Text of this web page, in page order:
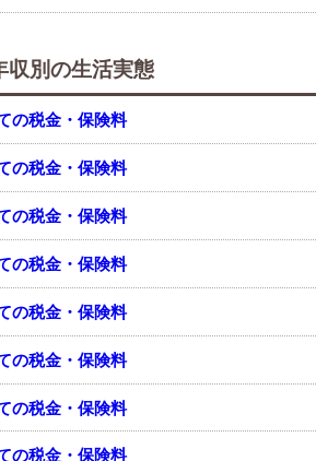
収別の生活実態
の税金・保険料
の税金・保険料
の税金・保険料
の税金・保険料
の税金・保険料
の税金・保険料
の税金・保険料
の税金・保険料